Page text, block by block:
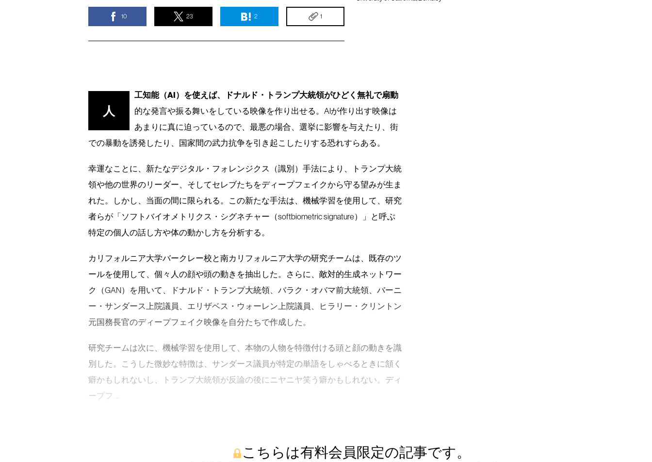
10 23 2 1
人
工知能（AI）を使えば、ドナルド・トランプ大統領がひどく無礼で扇動
的な発言や振る舞いをしている映像を作り出せる。AIが作り出す映像は
あまりに真に迫っているので、最悪の場合、選挙に影響を与えたり、街
での暴動を誘発したり、国家間の武力抗争を引き起こしたりする恐れすらある。
幸運なことに、新たなデジタル・フォレンジクス（識別）手法により、トランプ大統
領や他の世界のリーダー、そしてセレブたちをディープフェイクから守る望みが生ま
れた。しかし、当面の間に限られる。この新たな手法は、機械学習を使用して、研究
者らが「ソフトバイオメトリクス・シグネチャー（softbiometric signature）」と呼ぶ
特定の個人の話し方や体の動かし方を分析する。
カリフォルニア大学バークレー校と南カリフォルニア大学の研究チームは、既存のツ
ールを使用して、個々人の顔や頭の動きを抽出した。さらに、敵対的生成ネットワー
ク（GAN）を用いて、ドナルド・トランプ大統領、バラク・オバマ前大統領、バーニ
ー・サンダース上院議員、エリザベス・ウォーレン上院議員、ヒラリー・クリントン
元国務長官のディープフェイク映像を自分たちで作成した。
研究チームは次に、機械学習を使用して、本物の人物を特徴付ける頭と顔の動きを識
別した。こうした微妙な特徴は、サンダース議員が特定の単語をしゃべるときに頷く
癖かもしれないし、トランプ大統領が反論の後にニヤニヤ笑う癖かもしれない。ディ
ープフ …
こちらは有料会員限定の記事です。